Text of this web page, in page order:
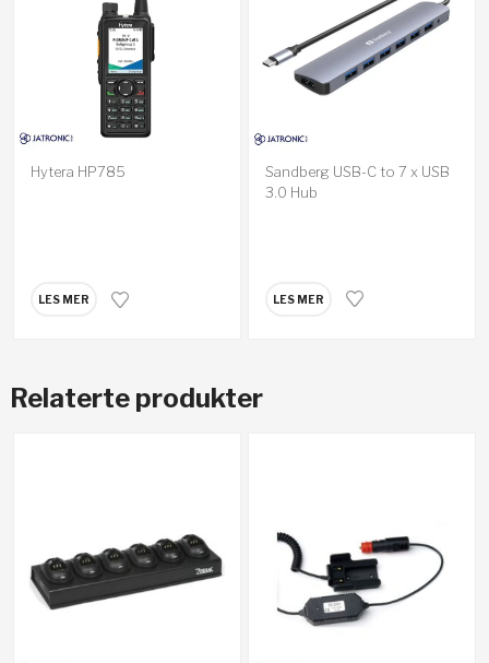
Hytera HP785
LES MER
Sandberg USB-C to 7 x USB
3.0 Hub
LES MER
Relaterte produkter